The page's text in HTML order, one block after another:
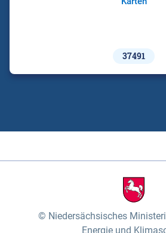
37491
Niedersächsisches
Energie und